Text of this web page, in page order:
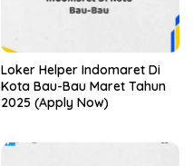
Loker Helper Indomaret Di
Kota Bau-Bau Maret Tahun
2025 (Apply Now)